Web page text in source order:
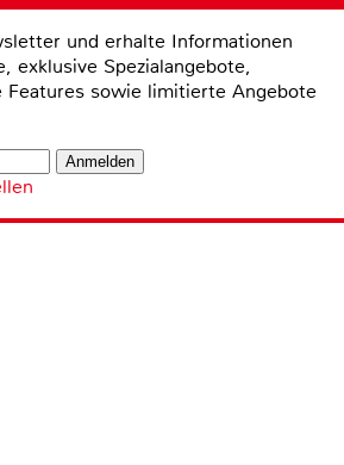
und erhalte Informationen
exklusive Spezialangebote,
Features sowie limitierte Angebote